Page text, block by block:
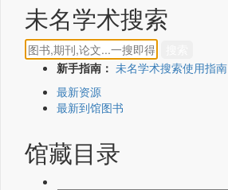
未名学术搜索
新手指南： 未名学术搜索使用指南
最新资源
最新到馆图书
馆藏目录